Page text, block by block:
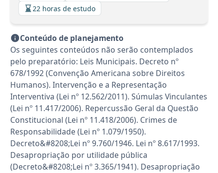
22 horas de estudo
Conteúdo de planejamento
Os seguintes conteúdos não serão contemplados
pelo preparatório: Leis Municipais. Decreto nº
678/1992 (Convenção Americana sobre Direitos
Humanos). Intervenção e a Representação
Interventiva (Lei nº 12.562/2011). Súmulas Vinculantes
(Lei nº 11.417/2006). Repercussão Geral da Questão
Constitucional (Lei nº 11.418/2006). Crimes de
Responsabilidade (Lei nº 1.079/1950).
Decreto&#8208;Lei nº 9.760/1946. Lei nº 8.617/1993.
Desapropriação por utilidade pública
(Decreto&#8208;Lei nº 3.365/1941). Desapropriação